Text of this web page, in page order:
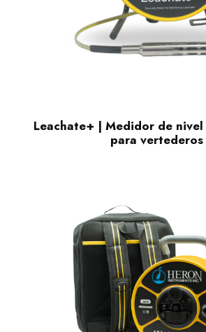
Leachate+ | Medidor de
para vertederos